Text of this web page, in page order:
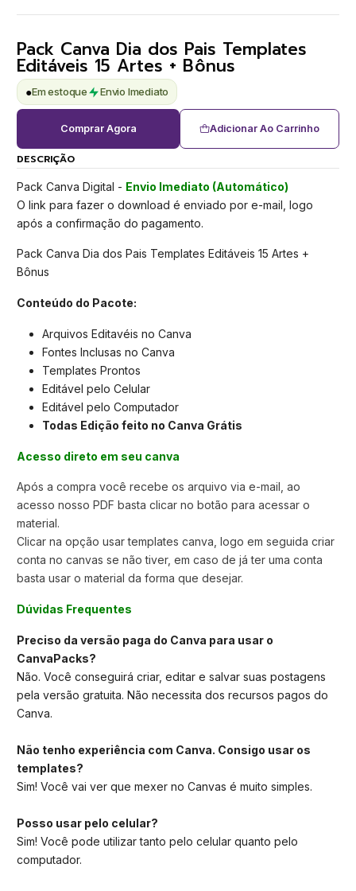
Pack Canva Dia dos Pais Templates
Editáveis 15 Artes + Bônus
●Em estoque Envio Imediato
Adicionar Ao Carrinho
Comprar Agora
DESCRIÇÃO
Pack Canva Digital - Envio Imediato (Automático)
O link para fazer o download é enviado por e-mail, logo
após a confirmação do pagamento.
Pack Canva Dia dos Pais Templates Editáveis 15 Artes +
Bônus
Conteúdo do Pacote:
Arquivos Editavéis no Canva
Fontes Inclusas no Canva
Templates Prontos
Editável pelo Celular
Editável pelo Computador
Todas Edição feito no Canva Grátis
Acesso direto em seu canva
Após a compra você recebe os arquivo via e-mail, ao
acesso nosso PDF basta clicar no botão para acessar o
material.
Clicar na opção usar templates canva, logo em seguida criar
conta no canvas se não tiver, em caso de já ter uma conta
basta usar o material da forma que desejar.
Dúvidas Frequentes
Preciso da versão paga do Canva para usar o
CanvaPacks?
Não. Você conseguirá criar, editar e salvar suas postagens
pela versão gratuita. Não necessita dos recursos pagos do
Canva.
Não tenho experiência com Canva. Consigo usar os
templates?
Sim! Você vai ver que mexer no Canvas é muito simples.
Posso usar pelo celular?
Sim! Você pode utilizar tanto pelo celular quanto pelo
computador.